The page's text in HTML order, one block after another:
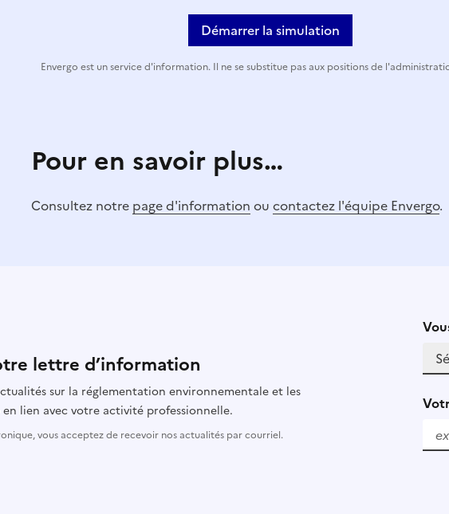
Démarrer la simulation
Envergo est un service d'information. Il ne se substitue pas aux positions de
Pour en savoir plus…
Consultez notre page d'information ou contactez l'équipe Envergo.
lettre d’information
sur la réglementation environnementale et les
lien avec votre activité professionnelle.
vous acceptez de recevoir nos actualités par courriel.